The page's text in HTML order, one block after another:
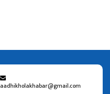
aadhikholakhabar@gmail.com